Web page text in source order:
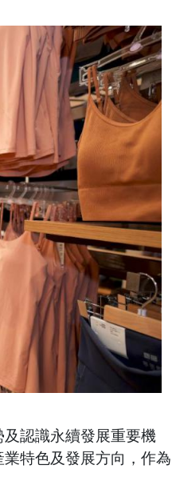
認識永續發展重要機
特色及發展方向，作為